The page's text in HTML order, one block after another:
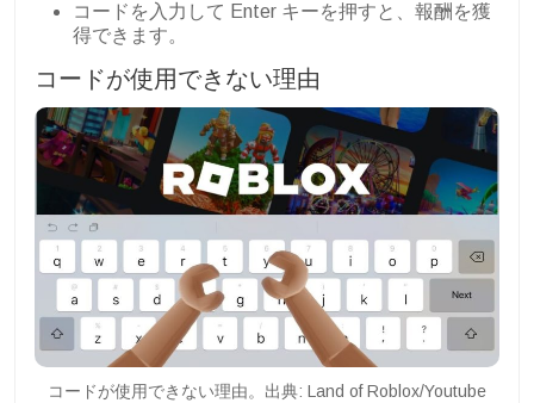
コードを入力して Enter キーを押すと、報酬を獲
得できます。
コードが使用できない理由
コードが使用できない理由。出典: Land of Roblox/Youtube